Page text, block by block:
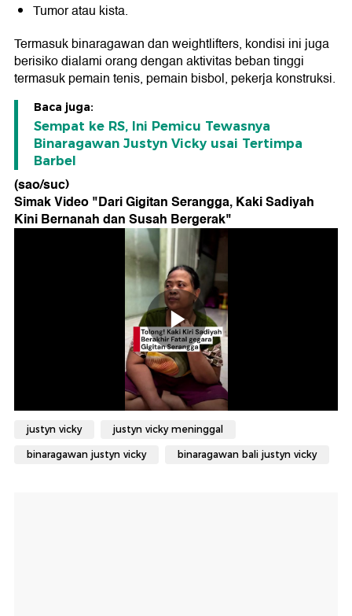
Tumor atau kista.
Termasuk binaragawan dan weightlifters, kondisi ini juga
berisiko dialami orang dengan aktivitas beban tinggi
termasuk pemain tenis, pemain bisbol, pekerja konstruksi.
Baca juga:
Sempat ke RS, Ini Pemicu Tewasnya
Binaragawan Justyn Vicky usai Tertimpa
Barbel
(sao/suc)
Simak Video "Dari Gigitan Serangga, Kaki Sadiyah
Kini Bernanah dan Susah Bergerak"
justyn vicky justyn vicky meninggal
binaragawan justyn vicky binaragawan bali justyn vicky